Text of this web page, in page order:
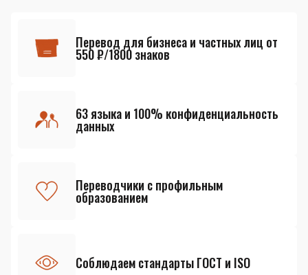
Перевод для бизнеса и частных лиц от
550 ₽/1800 знаков
63 языка и 100% конфиденциальность
данных
Переводчики с профильным
образованием
Соблюдаем стандарты ГОСТ и ISO